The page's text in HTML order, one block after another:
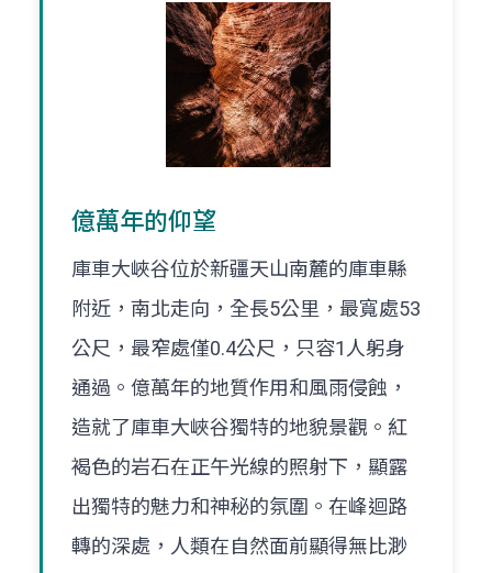
億萬年的仰望
庫車大峽谷位於新疆天山南麓的庫車縣
附近，南北走向，全長5公里，最寬處53
公尺，最窄處僅0.4公尺，只容1人躬身
通過。億萬年的地質作用和風雨侵蝕，
造就了庫車大峽谷獨特的地貌景觀。紅
褐色的岩石在正午光線的照射下，顯露
出獨特的魅力和神秘的氛圍。在峰迴路
轉的深處，人類在自然面前顯得無比渺